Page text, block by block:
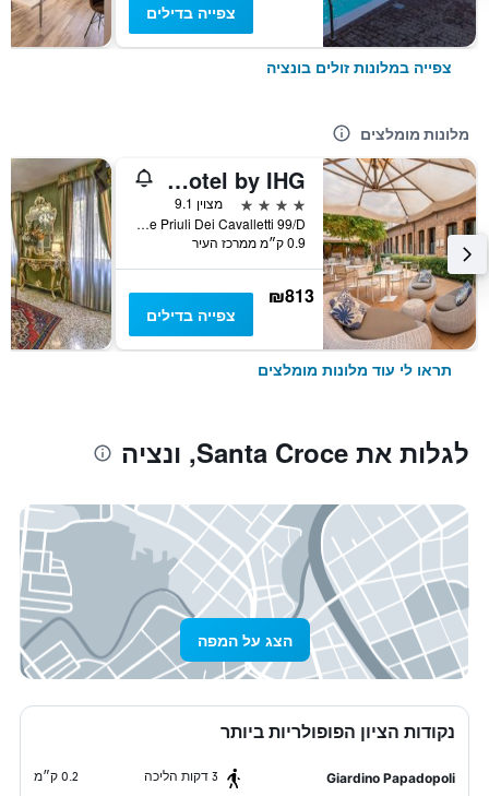
צפייה בדילים
צפייה במלונות זולים בונציה
מלונות מומלצים
Vignette Collection The Venice Times Hotel by IHG
4 כוכבים
מצוין 9.1
Calle Priuli Dei Cavalletti 99/D, ונציה, ונטו, איטליה
0.9 ק״מ ממרכז העיר
₪813
צפייה בדילים
תראו לי עוד מלונות מומלצים
לגלות את Santa Croce, ונציה
הצג על המפה
נקודות הציון הפופולריות ביותר
Giardino Papadopoli 3 דקות הליכה 0.2 ק״מ